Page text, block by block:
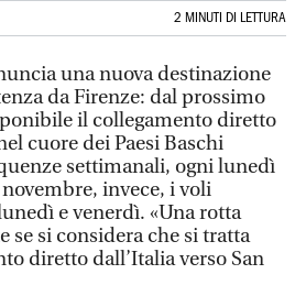
2 MINUTI DI LETTURA
una nuova destinazione
da Firenze: dal prossimo
il collegamento diretto
cuore dei Paesi Baschi
settimanali, ogni lunedì
invece, i voli
e venerdì. «Una rotta
se si considera che si tratta
diretto dall’Italia verso San